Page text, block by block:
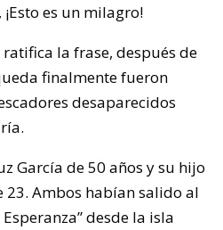
es un milagro!
la frase, después de
finalmente fueron
desaparecidos
García de 50 años y su hijo
23. Ambos habían salido al
desde la isla